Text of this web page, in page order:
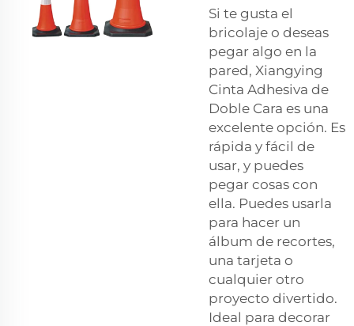
Si te gusta el
bricolaje o deseas
pegar algo en la
pared, Xiangying
Cinta Adhesiva de
Doble Cara es una
excelente opción. Es
rápida y fácil de
usar, y puedes
pegar cosas con
ella. Puedes usarla
para hacer un
álbum de recortes,
una tarjeta o
cualquier otro
proyecto divertido.
Ideal para decorar